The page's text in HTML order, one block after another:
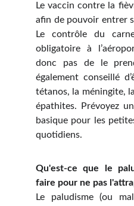
Le vaccin contre la
afin de pouvoir entrer
Le contrôle du
obligatoire à
donc pas de le
également conseillé
tétanos, la méningite,
épathites. Prévoyez
basique pour les
quotidiens.
Qu'est-ce que le
faire pour ne pas
Le paludisme (ou